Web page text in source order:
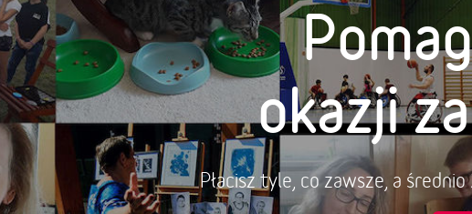
okazji
Płacisz tyle, co zawsze, a